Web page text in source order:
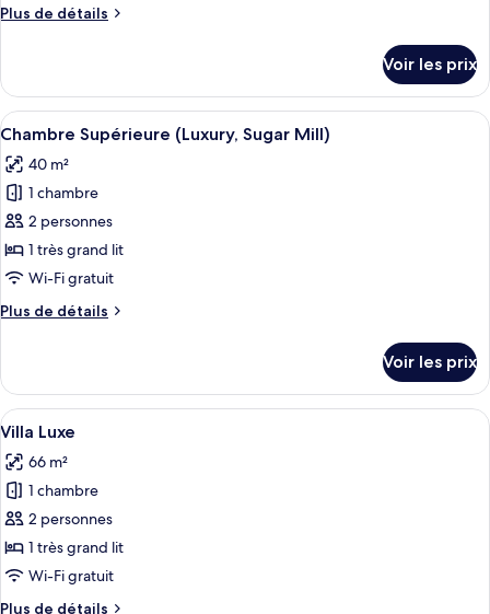
chambre :
(Luxury)
Plus de détails
Plus
le
type
de
Villa
Majestueuse
Voir les prix
Afficher
toutes
les
photos
pour
ce
type
chambre :
(Luxury,
Sugar
Mill)
Un espace extérieur abrité,
3
Chambre Supérieure (Luxury, Sugar Mill)
40 m²
1 chambre
2 personnes
1 très grand lit
Wi-Fi gratuit
Plus de détails
Plus
le
type
de
Chambre
Supérieure
Sugar
Mill)
Voir les prix
Afficher
toutes
les
photos
pour
ce
type
Un lit à baldaquin blanc, avec une
5
Villa Luxe
66 m²
1 chambre
2 personnes
1 très grand lit
Wi-Fi gratuit
Plus de détails
Plus